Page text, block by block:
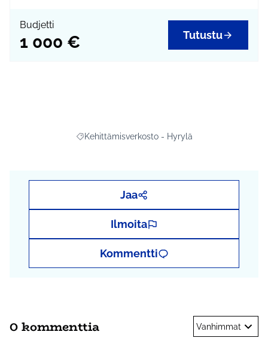
kehittämisverkoston, Tuusulan Latu ja Pyörä ry:n ja
kunnan vapaa-aikapalvelujen kanssa.
Budjetti
1 000 € Tutustu
Rajaa tulokset aihepiirin mukaan:
Kehittämisverkosto - Hyrylä
Jaa
Ilmoita
Kommentti
0 kommenttia Vanhimmat